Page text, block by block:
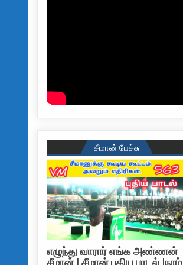
சீமான் பேச்சு
எழுந்து வாரார் எங்க அண்ணன்
சீமான் | சீமான் புதிய பாடல் |நாம்